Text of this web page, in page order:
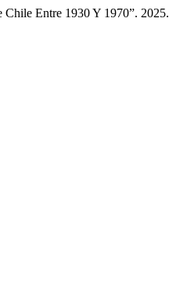
Entre 1930 Y 1970”. 2025.